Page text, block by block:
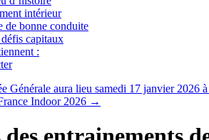
intérieur
de bonne conduite
capitaux
:
Générale aura lieu samedi 17 janvier 2026
Indoor 2026 →